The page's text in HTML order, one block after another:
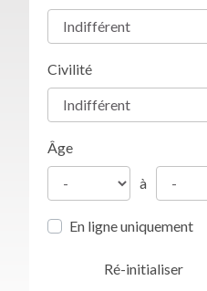
Civilité
Âge
à
En ligne uniquement
Ré-initialiser